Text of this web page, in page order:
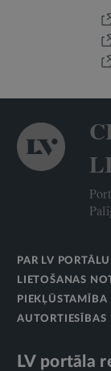
PAR LV PORTĀLU
LIETOŠANAS
PIEKĻŪSTAMĪBA
AUTORTIESĪBAS
LV portāla